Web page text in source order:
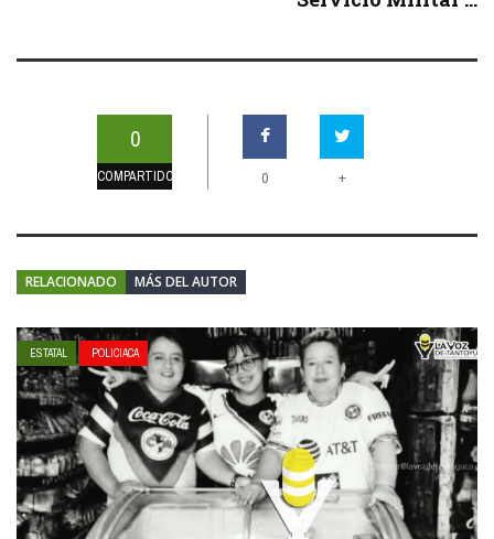
0
COMPARTIDOS 0 +
RELACIONADO MÁS DEL AUTOR
ESTATAL POLICIACA